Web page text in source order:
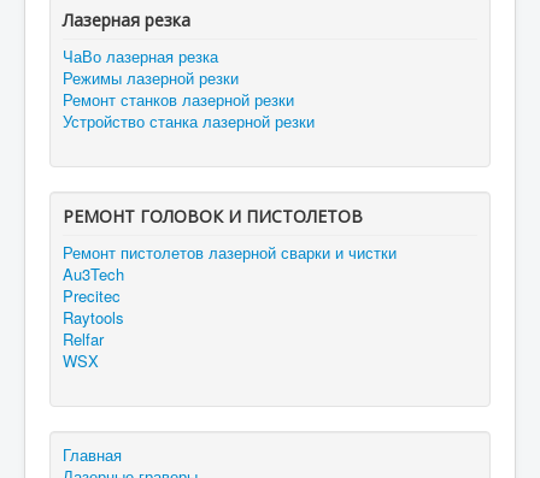
Лазерная резка
ЧаВо лазерная резка
Режимы лазерной резки
Ремонт станков лазерной резки
Устройство станка лазерной резки
РЕМОНТ ГОЛОВОК И ПИСТОЛЕТОВ
Ремонт пистолетов лазерной сварки и чистки
Au3Tech
Precitec
Raytools
Relfar
WSX
Главная